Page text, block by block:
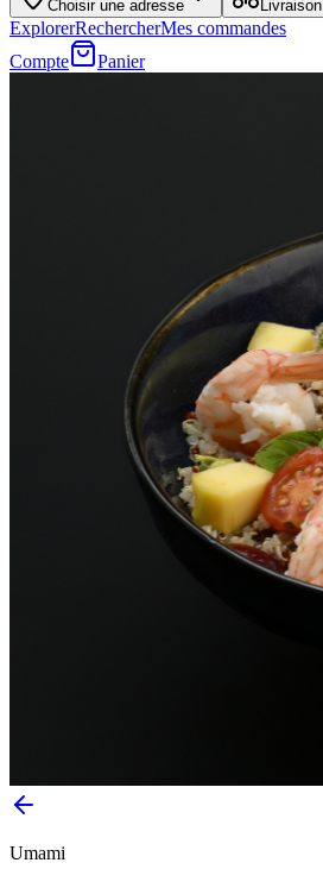
Choisir une adresse Livraison
ExplorerRechercherMes commandes
Compte
Panier
Umami